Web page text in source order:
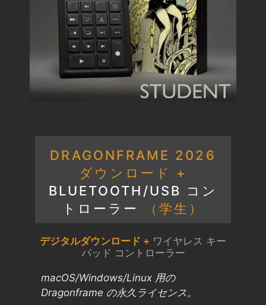
DRAGONFRAME 2026
ダウンロード +
BLUETOOTH/USB コン
トローラー
（学生）
デジタルダウンロード + ワイヤレス キー
パッド コントローラー
macOS/Windows/Linux 用の
Dragonframe の永久ライセンス。